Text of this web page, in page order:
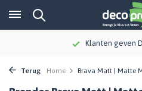
Klanten geven
Terug Home Brava Matt | Matte